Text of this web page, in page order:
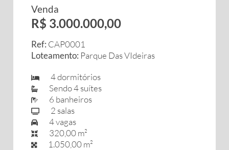
Venda
R$ 3.000.000,00
Ref: CAP0001
Loteamento: Parque Das VIdeiras
4 dormitórios
Sendo 4 suítes
6 banheiros
2 salas
4 vagas
320,00 m²
1.050,00 m²